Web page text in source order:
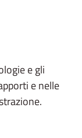
e gli
e nelle